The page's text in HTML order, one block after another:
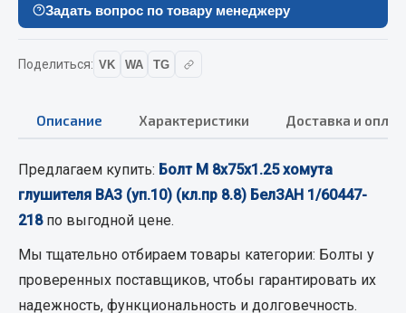
Гайки
Кольца стопорные
Пресс-масленки
Хомуты
Показать ещё
Весь раздел
Соединительные элементы
Задать вопрос по товару менеджеру
Поделиться: VK WA TG
Описание Характеристики Доставка и
Предлагаем купить: Болт М 8х75х1.25 хомута
глушителя ВАЗ (уп.10) (кл.пр 8.8) БелЗАН 1/60447-
218по выгодной цене.
Мы тщательно отбираем товары категории: Болты у
проверенных поставщиков, чтобы гарантировать их
надежность, функциональность и долговечность.